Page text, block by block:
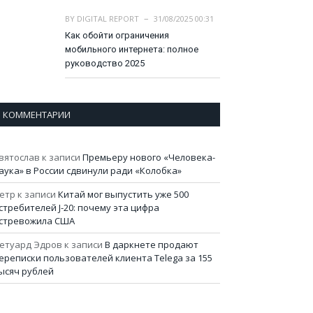
BY DIGITAL REPORT
31/08/2025 00:31
Как обойти ограничения
мобильного интернета: полное
руководство 2025
КОММЕНТАРИИ
к записи Премьеру нового «Человека-
в России сдвинули ради «Колобка»
к записи Китай мог выпустить уже 500
J-20: почему эта цифра
США
Эдров к записи В даркнете продают
пользователей клиента Telega за 155
рублей